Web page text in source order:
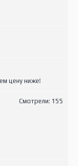
цену ниже!
Смотрели: 155